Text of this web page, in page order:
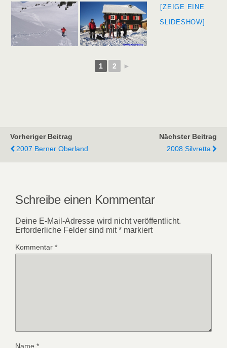
[ZEIGE EINE
SLIDESHOW]
1 2 ►
Vorheriger Beitrag
2007 Berner Oberland
Nächster Beitrag
2008 Silvretta
Schreibe einen Kommentar
Deine E-Mail-Adresse wird nicht veröffentlicht.
Erforderliche Felder sind mit* markiert
Kommentar *
Name *